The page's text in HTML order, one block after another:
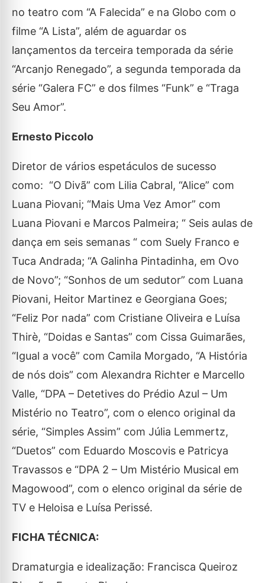
no teatro com “A Falecida” e na Globo com o
filme “A Lista”, além de aguardar os
lançamentos da terceira temporada da série
“Arcanjo Renegado”, a segunda temporada da
série “Galera FC” e dos filmes “Funk” e “Traga
Seu Amor”.
Ernesto Piccolo
Diretor de vários espetáculos de sucesso
como: “O Divã” com Lilia Cabral, “Alice” com
Luana Piovani; “Mais Uma Vez Amor” com
Luana Piovani e Marcos Palmeira; “ Seis aulas de
dança em seis semanas “ com Suely Franco e
Tuca Andrada; “A Galinha Pintadinha, em Ovo
de Novo”; “Sonhos de um sedutor” com Luana
Piovani, Heitor Martinez e Georgiana Goes;
“Feliz Por nada” com Cristiane Oliveira e Luísa
Thirè, “Doidas e Santas” com Cissa Guimarães,
“Igual a você” com Camila Morgado, “A História
de nós dois” com Alexandra Richter e Marcello
Valle, “DPA – Detetives do Prédio Azul – Um
Mistério no Teatro”, com o elenco original da
série, “Simples Assim” com Júlia Lemmertz,
“Duetos” com Eduardo Moscovis e Patricya
Travassos e “DPA 2 – Um Mistério Musical em
Magowood”, com o elenco original da série de
TV e Heloisa e Luísa Perissé.
FICHA TÉCNICA:
Dramaturgia e idealização: Francisca Queiroz